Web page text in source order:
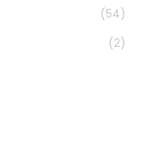
(54)
(2)